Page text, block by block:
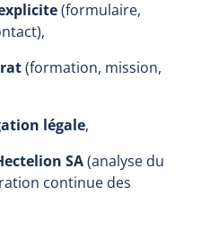
(formulaire,
(formation, mission,
légale,
SA(analyse du
continue des